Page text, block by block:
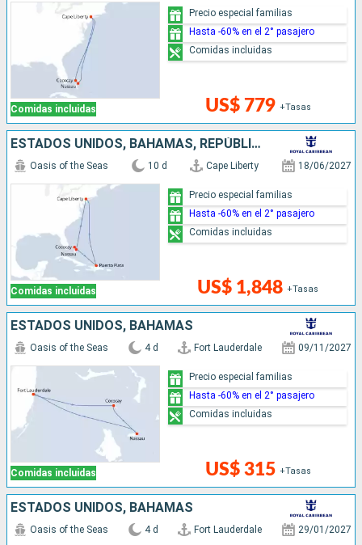
Comidas incluidas US$ 779 +Tasas
Precio especial familias
Hasta -60% en el 2° pasajero
Comidas incluidas
ESTADOS UNIDOS, BAHAMAS, REPÚBLICA DOMINICANA
Comidas incluidas
Oasis of the Seas 10 d Cape Liberty 18/06/2027
US$ 1,848 +Tasas
Precio especial familias
Hasta -60% en el 2° pasajero
Comidas incluidas
ESTADOS UNIDOS, BAHAMAS
Comidas incluidas
Oasis of the Seas 4 d Fort Lauderdale 09/11/2027
US$ 315 +Tasas
Precio especial familias
Hasta -60% en el 2° pasajero
Comidas incluidas
ESTADOS UNIDOS, BAHAMAS
Oasis of the Seas 4 d Fort Lauderdale 29/01/2027